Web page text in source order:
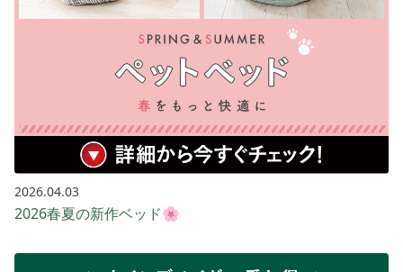
2026.04.03
2026春夏の新作ベッド🌸